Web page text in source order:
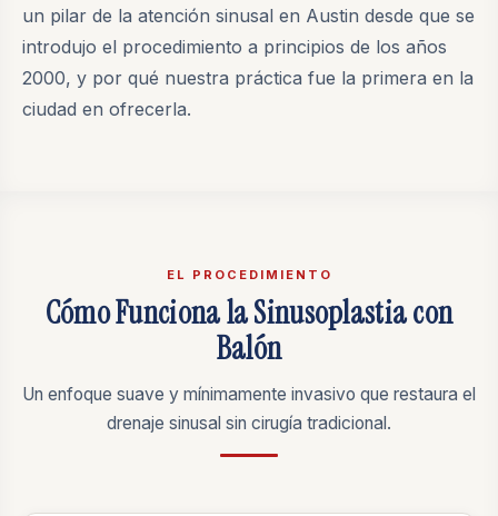
un pilar de la atención sinusal en Austin desde que se
introdujo el procedimiento a principios de los años
2000, y por qué nuestra práctica fue la primera en la
ciudad en ofrecerla.
EL PROCEDIMIENTO
Cómo Funciona la Sinusoplastia con
Balón
Un enfoque suave y mínimamente invasivo que restaura el
drenaje sinusal sin cirugía tradicional.